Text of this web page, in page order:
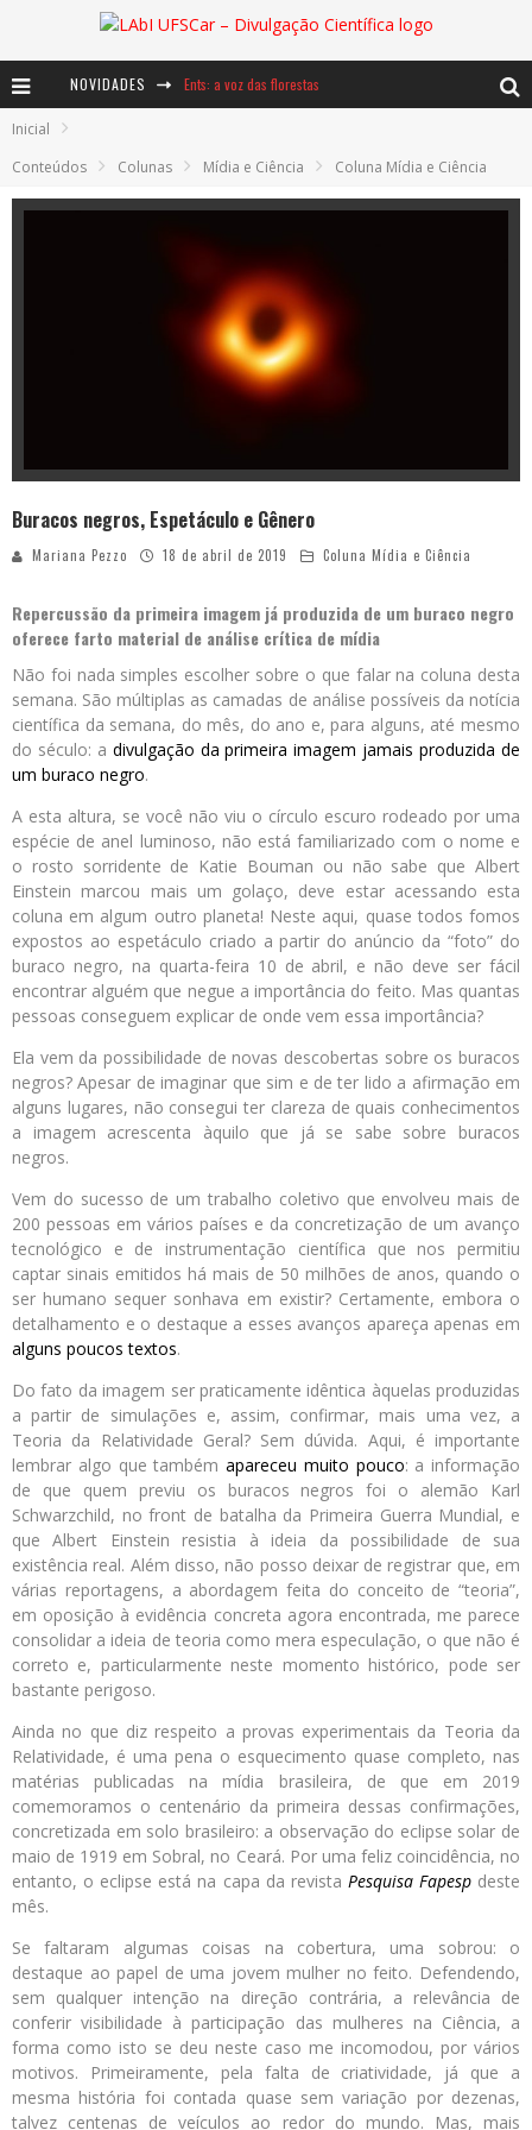
NOVIDADES
Baú de Histórias - A jamais imaginada aventura com os moinhos de vento
Inicial
Conteúdos
Colunas Mídia e Ciência Coluna Mídia e Ciência
Buracos negros, Espetáculo e Gênero
Mariana Pezzo 18 de abril de 2019 Coluna Mídia e Ciência
Repercussão da primeira imagem já produzida de um buraco negro
oferece farto material de análise crítica de mídia
Não foi nada simples escolher sobre o que falar na coluna desta
semana. São múltiplas as camadas de análise possíveis da notícia
científica da semana, do mês, do ano e, para alguns, até mesmo
do século: a divulgação da primeira imagem jamais produzida de
um buraco negro.
A esta altura, se você não viu o círculo escuro rodeado por uma
espécie de anel luminoso, não está familiarizado com o nome e
o rosto sorridente de Katie Bouman ou não sabe que Albert
Einstein marcou mais um golaço, deve estar acessando esta
coluna em algum outro planeta! Neste aqui, quase todos fomos
expostos ao espetáculo criado a partir do anúncio da “foto” do
buraco negro, na quarta-feira 10 de abril, e não deve ser fácil
encontrar alguém que negue a importância do feito. Mas quantas
pessoas conseguem explicar de onde vem essa importância?
Ela vem da possibilidade de novas descobertas sobre os buracos
negros? Apesar de imaginar que sim e de ter lido a afirmação em
alguns lugares, não consegui ter clareza de quais conhecimentos
a imagem acrescenta àquilo que já se sabe sobre buracos
negros.
Vem do sucesso de um trabalho coletivo que envolveu mais de
200 pessoas em vários países e da concretização de um avanço
tecnológico e de instrumentação científica que nos permitiu
captar sinais emitidos há mais de 50 milhões de anos, quando o
ser humano sequer sonhava em existir? Certamente, embora o
detalhamento e o destaque a esses avanços apareça apenas em
alguns poucos textos.
Do fato da imagem ser praticamente idêntica àquelas produzidas
a partir de simulações e, assim, confirmar, mais uma vez, a
Teoria da Relatividade Geral? Sem dúvida. Aqui, é importante
lembrar algo que também apareceu muito pouco: a informação
de que quem previu os buracos negros foi o alemão Karl
Schwarzchild, no front de batalha da Primeira Guerra Mundial, e
que Albert Einstein resistia à ideia da possibilidade de sua
existência real. Além disso, não posso deixar de registrar que, em
várias reportagens, a abordagem feita do conceito de “teoria”,
em oposição à evidência concreta agora encontrada, me parece
consolidar a ideia de teoria como mera especulação, o que não é
correto e, particularmente neste momento histórico, pode ser
bastante perigoso.
Ainda no que diz respeito a provas experimentais da Teoria da
Relatividade, é uma pena o esquecimento quase completo, nas
matérias publicadas na mídia brasileira, de que em 2019
comemoramos o centenário da primeira dessas confirmações,
concretizada em solo brasileiro: a observação do eclipse solar de
maio de 1919 em Sobral, no Ceará. Por uma feliz coincidência, no
entanto, o eclipse está na capa da revista Pesquisa Fapespdeste
mês.
Se faltaram algumas coisas na cobertura, uma sobrou: o
destaque ao papel de uma jovem mulher no feito. Defendendo,
sem qualquer intenção na direção contrária, a relevância de
conferir visibilidade à participação das mulheres na Ciência, a
forma como isto se deu neste caso me incomodou, por vários
motivos. Primeiramente, pela falta de criatividade, já que a
mesma história foi contada quase sem variação por dezenas,
talvez centenas de veículos ao redor do mundo. Mas, mais